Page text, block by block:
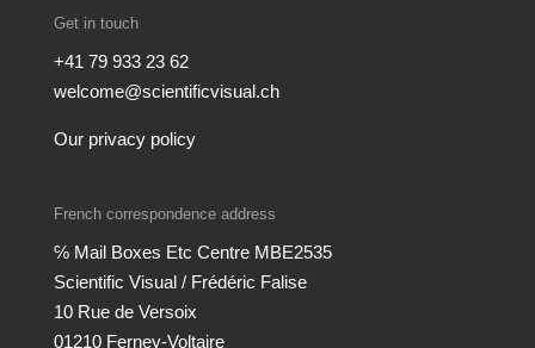
Get in touch
+41 79 933 23 62
welcome@scientificvisual.ch
Our privacy policy
French correspondence address
℅ Mail Boxes Etc Centre MBE2535
Scientific Visual / Frédéric Falise
10 Rue de Versoix
01210 Ferney-Voltaire